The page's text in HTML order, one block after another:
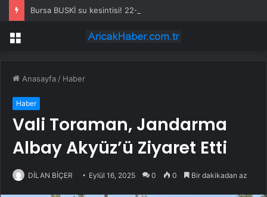
Menü
Anasayfa / Haber
Haber
Vali Toraman, Jandarma
Albay Akyüz’ü Ziyaret Etti
DİLAN BİÇER Eylül 16, 2025 0 0 Bir dakikadan az